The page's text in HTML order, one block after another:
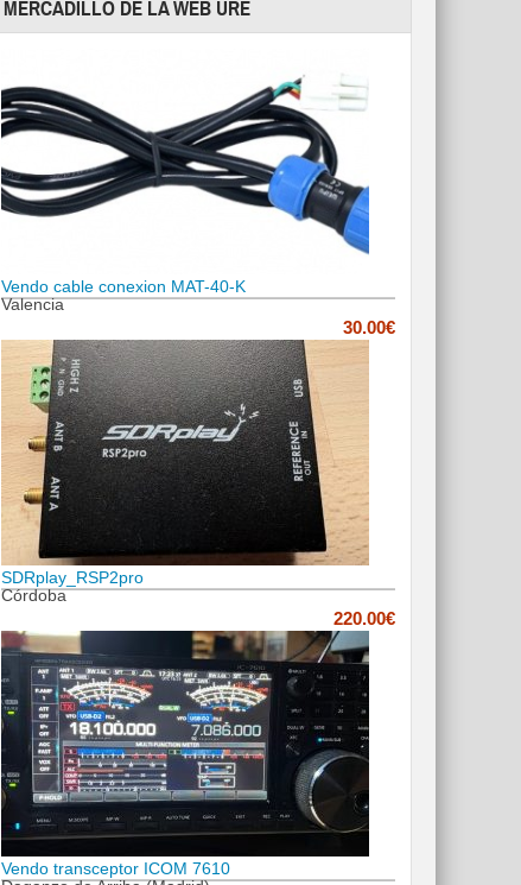
MERCADILLO DE LA WEB URE
Vendo cable conexion MAT-40-K
Valencia
30.00€
SDRplay_RSP2pro
Córdoba
220.00€
Vendo transceptor ICOM 7610